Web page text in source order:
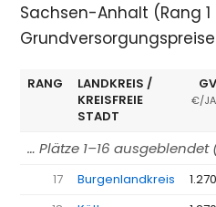
Sachsen-Anhalt (Rang
RANG
LANDKREIS /
KREISFREIE
STADT
€/
… Plätze 1–16 ausgeblendet
17 Burgenlandkreis